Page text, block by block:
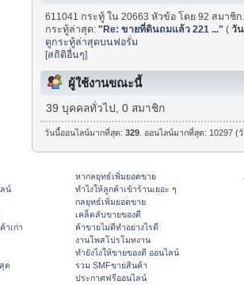
611041 กระทู้ ใน 20663 หัวข้อ โดย 92 สมาชิ
กระทู้ล่าสุด:"Re: ขายที่ดินถมแล้ว 221 ..." (วั
ดูกระทู้ล่าสุดบนฟอรั่ม
[สถิติอื่นๆ]
ผู้ใช้งานขณะนี้
39 บุคคลทั่วไป, 0 สมาชิก
วันนี้ออนไลน์มากที่สุด:329 . ออนไลน์มากที่สุด: 10297
ลน์
าเก่า
ด
หากลยุทธ์เพิ่มยอดขาย
ทําไงให้ลูกค้าเข้าร้านเยอะ ๆ
กลยุทธ์เพิ่มยอดขาย
เคล็ดลับขายของดี
ค้าขายไม่ดีทำอย่างไรดี
งานโพสโปรโมทงาน
ทํายังไงให้ขายของดี ออนไลน์
รวม SMFขายสินค้า
ประกาศฟรีออนไลน์